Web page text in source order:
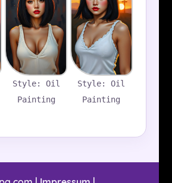
Style: Oil
Painting
Style: Oil
Painting